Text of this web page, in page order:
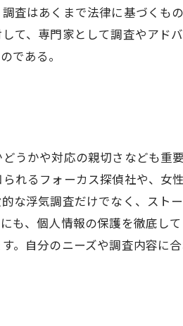
査はあくまで法律に基づくも
て、専門家として調査やアド
である。
うかや対応の親切さなども重
れるフォーカス探偵社や、女
な浮気調査だけでなく、スト
も、個人情報の保護を徹底し
。自分のニーズや調査内容に